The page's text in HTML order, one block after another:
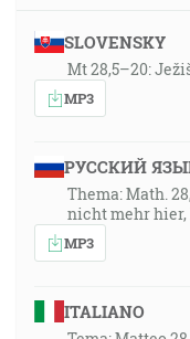
SLOVENSKY
Mt 28,5–20:
MP3
РУССКИЙ
Thema: Math.
nicht mehr hier,
MP3
ITALIANO